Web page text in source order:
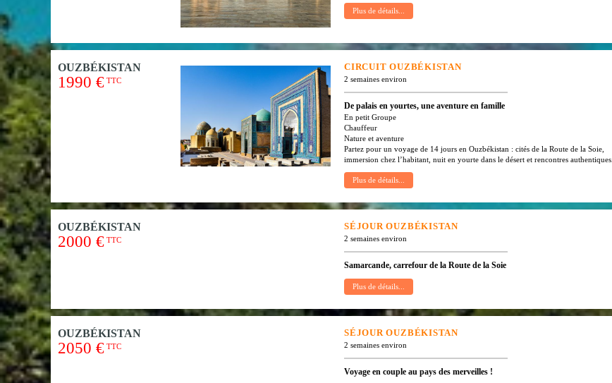
OUZBÉKISTAN
1990 € TTC
CIRCUITOUZBÉKISTAN
2 semaines environ
De palais en yourtes, une aventure en famille
En petit Groupe
Chauffeur
Nature et aventure
Partez pour un voyage de 14 jours en Ouzbékistan : cités de la Route de la Soie,
immersion chez l’habitant, nuit en yourte dans le désert et rencontres authentiques.
OUZBÉKISTAN
2000 € TTC
SÉJOUROUZBÉKISTAN
2 semaines environ
Samarcande, carrefour de la Route de la Soie
OUZBÉKISTAN
2050 € TTC
SÉJOUROUZBÉKISTAN
2 semaines environ
Voyage en couple au pays des merveilles !